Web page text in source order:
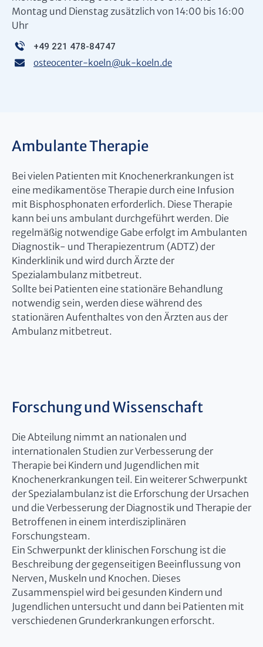
Montag und Dienstag zusätzlich von 14:00 bis 16:00
Uhr
+49 221 478-84747
osteocenter-koeln@uk-koeln.de
Ambulante Therapie
Bei vielen Patienten mit Knochenerkrankungen ist
eine medikamentöse Therapie durch eine Infusion
mit Bisphosphonaten erforderlich. Diese Therapie
kann bei uns ambulant durchgeführt werden. Die
regelmäßig notwendige Gabe erfolgt im Ambulanten
Diagnostik- und Therapiezentrum (ADTZ) der
Kinderklinik und wird durch Ärzte der
Spezialambulanz mitbetreut.
Sollte bei Patienten eine stationäre Behandlung
notwendig sein, werden diese während des
stationären Aufenthaltes von den Ärzten aus der
Ambulanz mitbetreut.
Forschung und Wissenschaft
Die Abteilung nimmt an nationalen und
internationalen Studien zur Verbesserung der
Therapie bei Kindern und Jugendlichen mit
Knochenerkrankungen teil. Ein weiterer Schwerpunkt
der Spezialambulanz ist die Erforschung der Ursachen
und die Verbesserung der Diagnostik und Therapie der
Betroffenen in einem interdisziplinären
Forschungsteam.
Ein Schwerpunkt der klinischen Forschung ist die
Beschreibung der gegenseitigen Beeinflussung von
Nerven, Muskeln und Knochen. Dieses
Zusammenspiel wird bei gesunden Kindern und
Jugendlichen untersucht und dann bei Patienten mit
verschiedenen Grunderkrankungen erforscht.